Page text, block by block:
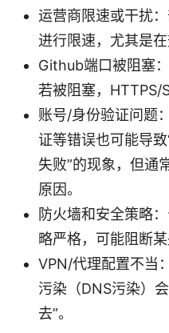
运营商限速或干扰
进行限速，尤其是在
Github端口被阻塞
若被阻塞，HTTPS/
账号/身份验证问题
证等错误也可能导
失败”的现象，但通
原因。
防火墙和安全策略
略严格，可能阻断某
VPN/代理配置不当
污染（DNS污染）
去”。